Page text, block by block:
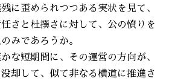
に歪められつつある実状を見て、
さと杜撰さに対して、公の憤りを
みであろうか。
な短期間に、その運営の方向が、
却して、似て非なる横道に推進さ